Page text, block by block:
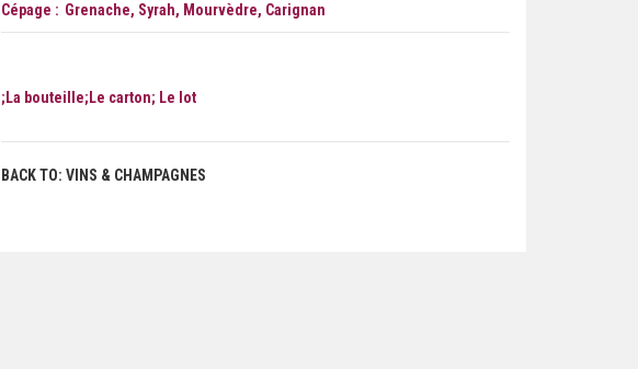
Cépage
Grenache, Syrah, Mourvèdre, Carignan
;La bouteille;Le carton; Le lot
BACK TO: VINS & CHAMPAGNES